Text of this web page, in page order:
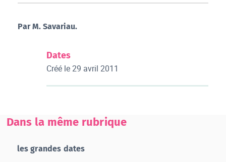
Par M. Savariau.
Dates
Créé le29 avril 2011
Dans la même rubrique
les grandes dates